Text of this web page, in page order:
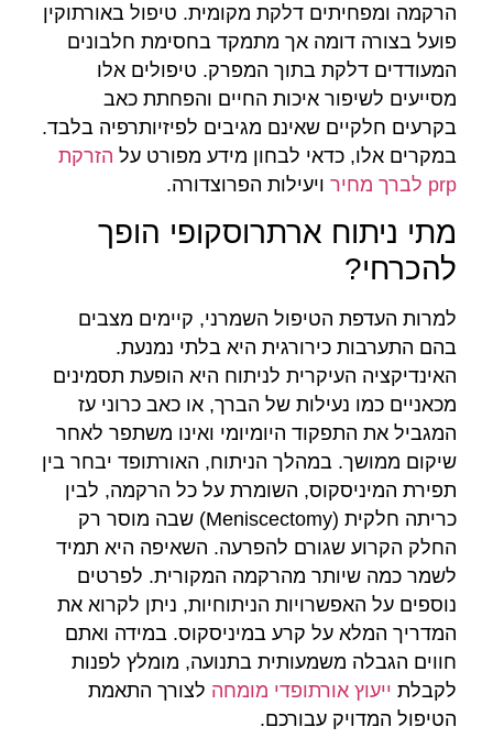
הרקמה ומפחיתים דלקת מקומית. טיפול באורתוקין
פועל בצורה דומה אך מתמקד בחסימת חלבונים
המעודדים דלקת בתוך המפרק. טיפולים אלו
מסייעים לשיפור איכות החיים והפחתת כאב
בקרעים חלקיים שאינם מגיבים לפיזיותרפיה בלבד.
במקרים אלו, כדאי לבחון מידע מפורט על הזרקת
prp לברך מחיר
ויעילות הפרוצדורה.
מתי ניתוח ארתרוסקופי הופך
להכרחי?
למרות העדפת הטיפול השמרני, קיימים מצבים
בהם התערבות כירורגית היא בלתי נמנעת.
האינדיקציה העיקרית לניתוח היא הופעת תסמינים
מכאניים כמו נעילות של הברך, או כאב כרוני עז
המגביל את התפקוד היומיומי ואינו משתפר לאחר
שיקום ממושך. במהלך הניתוח, האורתופד יבחר בין
תפירת המיניסקוס, השומרת על כל הרקמה, לבין
כריתה חלקית (Meniscectomy) שבה מוסר רק
החלק הקרוע שגורם להפרעה. השאיפה היא תמיד
לשמר כמה שיותר מהרקמה המקורית. לפרטים
נוספים על האפשרויות הניתוחיות, ניתן לקרוא את
המדריך המלא על קרע במיניסקוס. במידה ואתם
חווים הגבלה משמעותית בתנועה, מומלץ לפנות
לקבלת ייעוץ אורתופדי מומחה לצורך התאמת
הטיפול המדויק עבורכם.